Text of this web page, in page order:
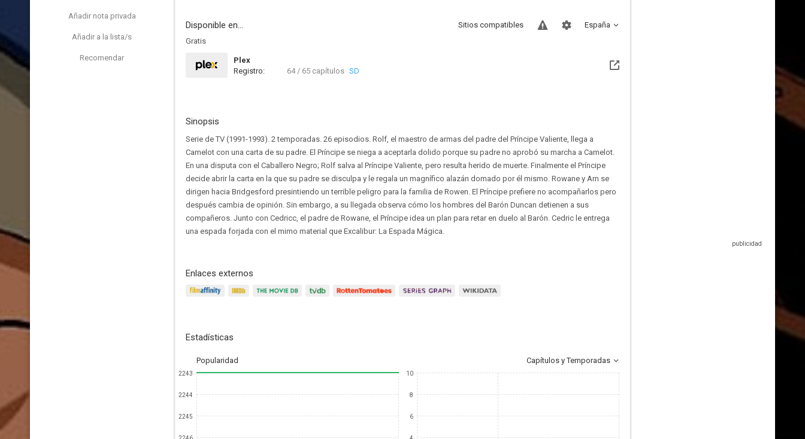
Añadir nota privada
Añadir a la lista/s
Recomendar
Disponible en... España
Sitios compatibles
Gratis
Plex
Registro:
64 / 65 capítulos SD
Sinopsis
Serie de TV (1991-1993). 2 temporadas. 26 episodios. Rolf, el maestro de armas del padre del Príncipe Valiente, llega a
Camelot con una carta de su padre. El Príncipe se niega a aceptarla dolido porque su padre no aprobó su marcha a Camelot.
En una disputa con el Caballero Negro; Rolf salva al Príncipe Valiente, pero resulta herido de muerte. Finalmente el Príncipe
decide abrir la carta en la que su padre se disculpa y le regala un magnífico alazán domado por él mismo. Rowane y Arn se
dirigen hacia Bridgesford presintiendo un terrible peligro para la familia de Rowen. El Príncipe prefiere no acompañarlos pero
después cambia de opinión. Sin embargo, a su llegada observa cómo los hombres del Barón Duncan detienen a sus
compañeros. Junto con Cedricc, el padre de Rowane, el Príncipe idea un plan para retar en duelo al Barón. Cedric le entrega
una espada forjada con el mimo material que Excalibur: La Espada Mágica.
Enlaces externos
Estadísticas
Popularidad Capítulos y Temporadas
2243
2244
2245
10
8
6